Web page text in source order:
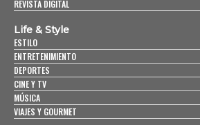
REVISTA DIGITAL
Life & Style
ESTILO
ENTRETENIMIENTO
DEPORTES
CINE Y TV
MÚSICA
VIAJES Y GOURMET